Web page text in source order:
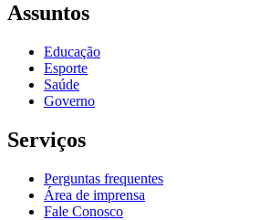
Assuntos
Educação
Esporte
Saúde
Governo
Serviços
Perguntas frequentes
Área de imprensa
Fale Conosco